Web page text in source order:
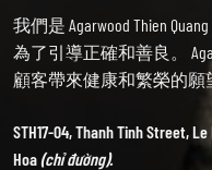
我們是 Agarwood Thien
為了引導正確和善良。
顧客帶來健康和繁榮的願
STH17-04, Thanh Tinh Street,
Hoa(chỉ đường).